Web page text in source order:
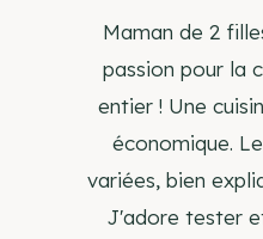
Maman de 2
passion pour la
entier ! Une
économique.
variées, bien
J'adore tester